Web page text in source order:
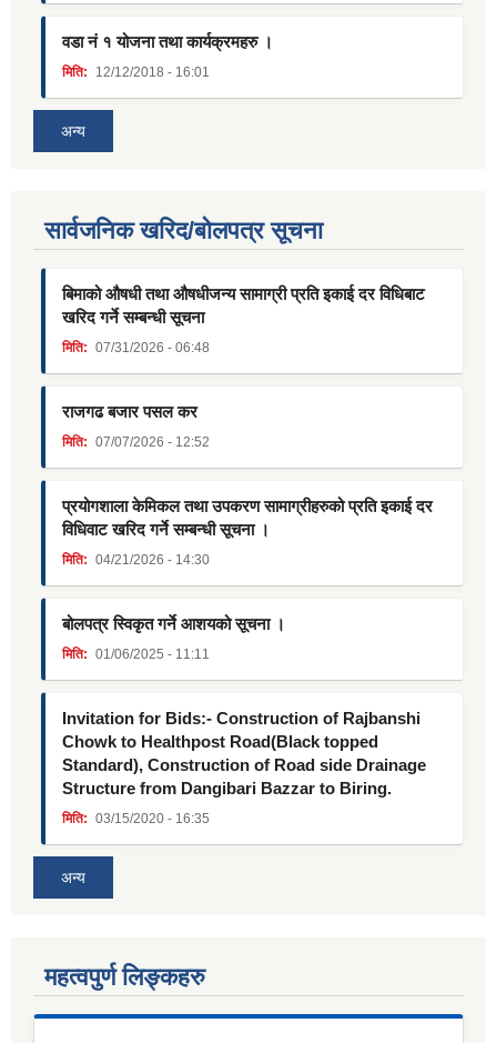
वडा नं १ योजना तथा कार्यक्रमहरु ।
मिति: 12/12/2018 - 16:01
अन्य
सार्वजनिक खरिद/बोलपत्र सूचना
बिमाको औषधी तथा औषधीजन्य सामाग्री प्रति इकाई दर विधिबाट
खरिद गर्ने सम्बन्धी सूचना
मिति: 07/31/2026 - 06:48
राजगढ बजार पसल कर
मिति: 07/07/2026 - 12:52
प्रयोगशाला केमिकल तथा उपकरण सामाग्रीहरुको प्रति इकाई दर
विधिवाट खरिद गर्ने सम्बन्धी सूचना ।
मिति: 04/21/2026 - 14:30
बोलपत्र स्विकृत गर्ने आशयको सूचना ।
मिति: 01/06/2025 - 11:11
Invitation for Bids:- Construction of Rajbanshi
Chowk to Healthpost Road(Black topped
Standard), Construction of Road side Drainage
Structure from Dangibari Bazzar to Biring.
मिति: 03/15/2020 - 16:35
अन्य
महत्वपुर्ण लिङ्कहरु